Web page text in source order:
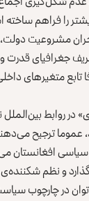
را فراهم
مشروعیت
جغرافیای قدرت
تابع متغیرهای
روابط
ترجیح
سیاسی افغانستان
و نظم
در چارچوب